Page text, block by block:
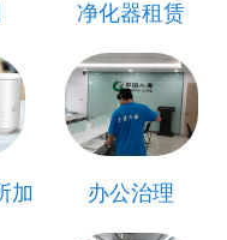
净化器租赁
加
办公治理